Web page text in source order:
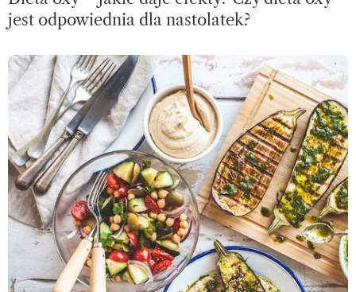
jest odpowiednia dla nastolatek?